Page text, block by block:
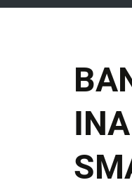
contenuto